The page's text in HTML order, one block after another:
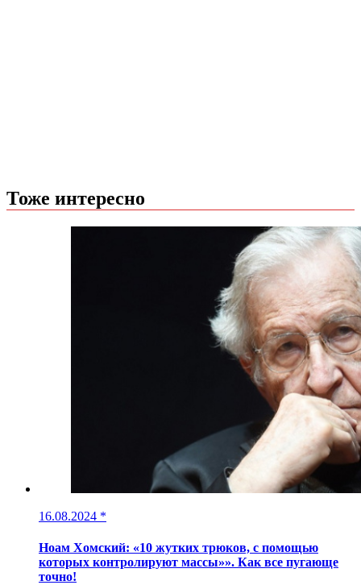
Тоже интересно
16.08.2024 *
Ноам Хомский: «10 жутких трюков, с помощью
которых контролируют массы»». Как все пугающе
точно!